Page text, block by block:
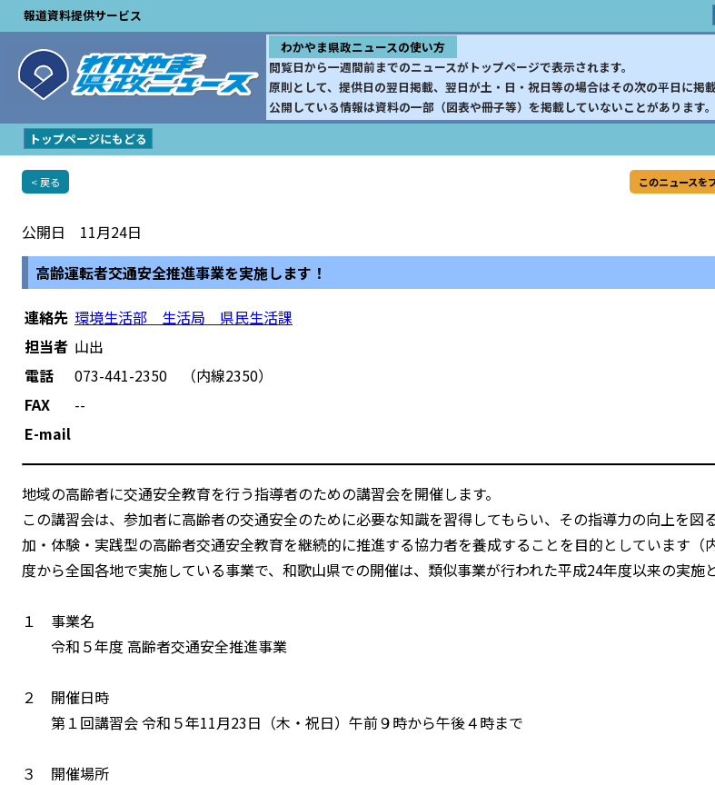
報道資料提供サービス
わかやま県政ニュースの使い方
閲覧日から一週間前までのニュースがトップページで表示されます。
原則として、提供日の翌日掲載、翌日が土・日・祝日等の場合はその次の平日に掲載
公開している情報は資料の一部（図表や冊子等）を掲載していないことがあります。
トップページにもどる
< 戻る このニュースを
公開日 11月24日
高齢運転者交通安全推進事業を実施します！
連絡先 環境生活部 生活局 県民生活課
担当者 山出
電話
073-441-2350 （内線2350）
FAX
--
E-mail
地域の高齢者に交通安全教育を行う指導者のための講習会を開催します。
この講習会は、参加者に高齢者の交通安全のために必要な知識を習得してもらい、その指導力の向上を図
加・体験・実践型の高齢者交通安全教育を継続的に推進する協力者を養成することを目的としています（
度から全国各地で実施している事業で、和歌山県での開催は、類似事業が行われた平成24年度以来の実施
１ 事業名
令和５年度 高齢者交通安全推進事業
２ 開催日時
第１回講習会 令和５年11月23日（木・祝日）午前９時から午後４時まで
３ 開催場所